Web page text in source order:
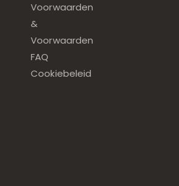
Voorwaarden
&
Voorwaarden
FAQ
Cookiebeleid